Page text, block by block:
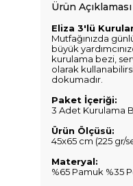
Ürün Açıklaması
Eliza 3'lü
Mutfağınızda
büyük
kurulama bezi,
olarak
dokumadır.
Paket İçeriği:
3 Adet Kurulama
Ürün Ölçüsü:
45x65 cm (225 gr/
Materyal:
%65 Pamuk %35